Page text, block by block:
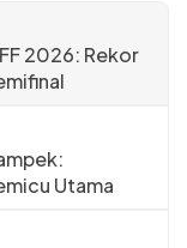
2026: Rekor
Utama